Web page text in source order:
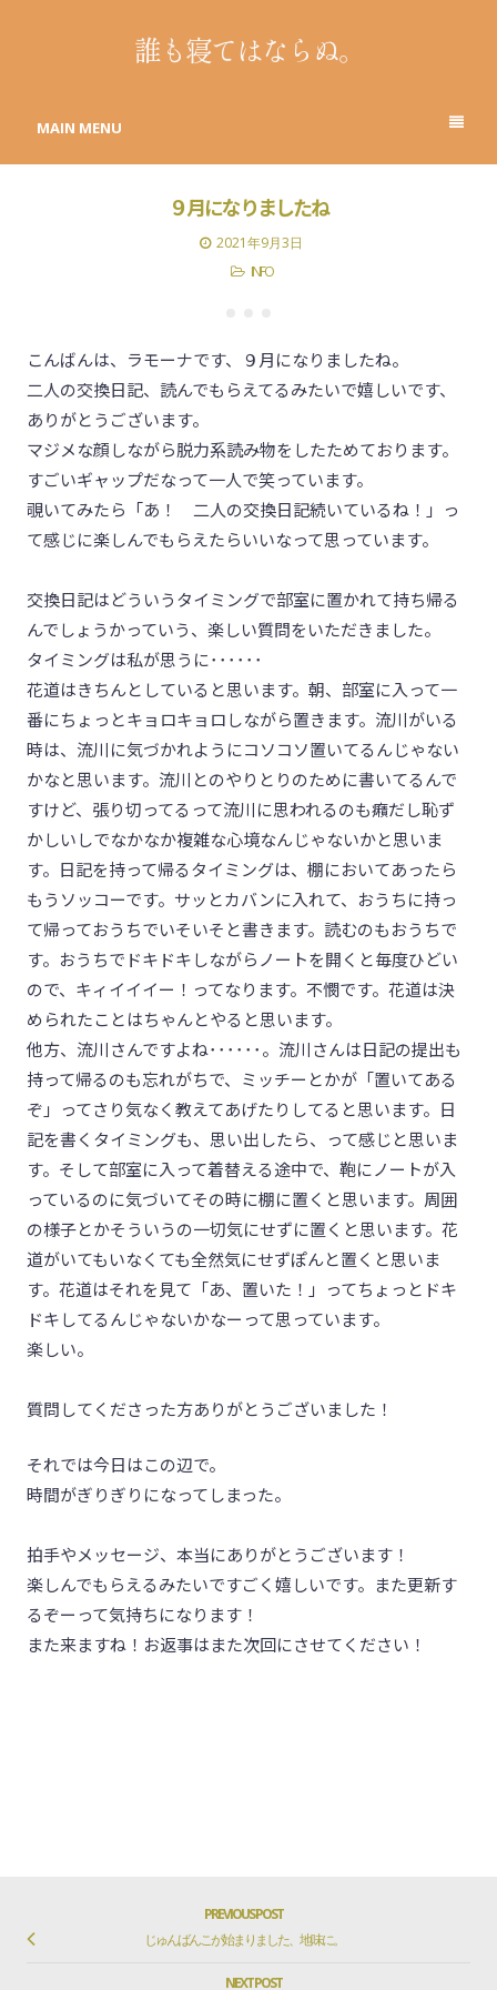
誰も寝てはならぬ。
MAIN MENU
９月になりましたね
2021年9月3日
INFO
こんばんは、ラモーナです、９月になりましたね。
二人の交換日記、読んでもらえてるみたいで嬉しいです、
ありがとうございます。
マジメな顔しながら脱力系読み物をしたためております。
すごいギャップだなって一人で笑っています。
覗いてみたら「あ！ 二人の交換日記続いているね！」っ
て感じに楽しんでもらえたらいいなって思っています。
交換日記はどういうタイミングで部室に置かれて持ち帰る
んでしょうかっていう、楽しい質問をいただきました。
タイミングは私が思うに･･････
花道はきちんとしていると思います。朝、部室に入って一
番にちょっとキョロキョロしながら置きます。流川がいる
時は、流川に気づかれようにコソコソ置いてるんじゃない
かなと思います。流川とのやりとりのために書いてるんで
すけど、張り切ってるって流川に思われるのも癪だし恥ず
かしいしでなかなか複雑な心境なんじゃないかと思いま
す。日記を持って帰るタイミングは、棚においてあったら
もうソッコーです。サッとカバンに入れて、おうちに持っ
て帰っておうちでいそいそと書きます。読むのもおうちで
す。おうちでドキドキしながらノートを開くと毎度ひどい
ので、キィイイイー！ってなります。不憫です。花道は決
められたことはちゃんとやると思います。
他方、流川さんですよね･･････。流川さんは日記の提出も
持って帰るのも忘れがちで、ミッチーとかが「置いてある
ぞ」ってさり気なく教えてあげたりしてると思います。日
記を書くタイミングも、思い出したら、って感じと思いま
す。そして部室に入って着替える途中で、鞄にノートが入
っているのに気づいてその時に棚に置くと思います。周囲
の様子とかそういうの一切気にせずに置くと思います。花
道がいてもいなくても全然気にせずぽんと置くと思いま
す。花道はそれを見て「あ、置いた！」ってちょっとドキ
ドキしてるんじゃないかなーって思っています。
楽しい。
質問してくださった方ありがとうございました！
それでは今日はこの辺で。
時間がぎりぎりになってしまった。
拍手やメッセージ、本当にありがとうございます！
楽しんでもらえるみたいですごく嬉しいです。また更新す
るぞーって気持ちになります！
また来ますね！お返事はまた次回にさせてください！
navigation
PREVIOUS POST
じゅんばんこが始まりました、地味に。
NEXT POST